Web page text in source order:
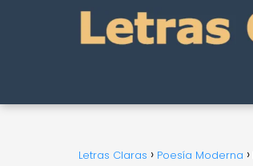
Letras Claras Poesía Moderna